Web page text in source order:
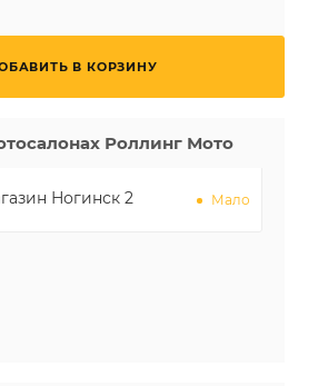
В КОРЗИНУ
Роллинг Мото
Ногинск 2 Мало